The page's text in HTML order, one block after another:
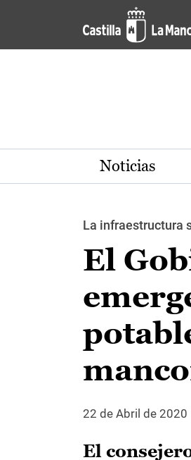
Pasar al contenido principal
Noticias
La infraestructura
El
22 de Abril de 2020
El